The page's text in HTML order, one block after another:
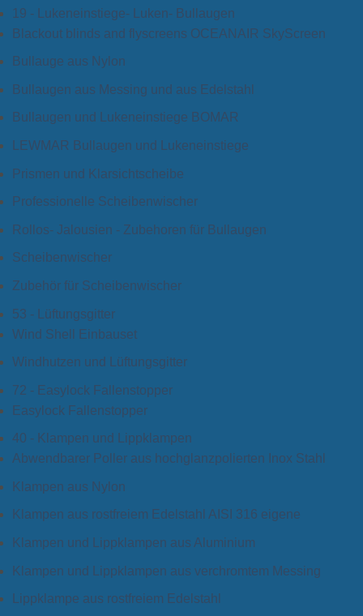
19 - Lukeneinstiege- Luken- Bullaugen
Blackout blinds and flyscreens OCEANAIR SkyScreen
Bullauge aus Nylon
Bullaugen aus Messing und aus Edelstahl
Bullaugen und Lukeneinstiege BOMAR
LEWMAR Bullaugen und Lukeneinstiege
Prismen und Klarsichtscheibe
Professionelle Scheibenwischer
Rollos- Jalousien - Zubehoren für Bullaugen
Scheibenwischer
Zubehör für Scheibenwischer
53 - Lüftungsgitter
Wind Shell Einbauset
Windhutzen und Lüftungsgitter
72 - Easylock Fallenstopper
Easylock Fallenstopper
40 - Klampen und Lippklampen
Abwendbarer Poller aus hochglanzpolierten Inox Stahl
Klampen aus Nylon
Klampen aus rostfreiem Edelstahl AISI 316 eigene
Klampen und Lippklampen aus Aluminium
Klampen und Lippklampen aus verchromtem Messing
Lippklampe aus rostfreiem Edelstahl